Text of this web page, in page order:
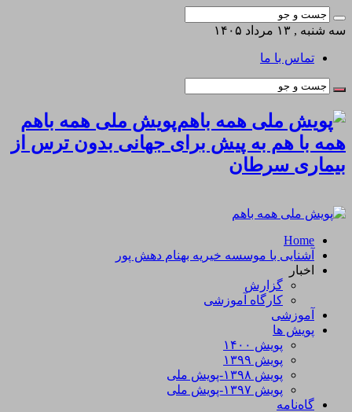
سه شنبه , ۱۳ مرداد ۱۴۰۵
تماس با ما
پویش ملی همه باهم
همه با هم به پیش برای جهانی بدون ترس از
بیماری سرطان
Home
آشنایی با موسسه خیریه بهنام دهش پور
اخبار
گزارش
کارگاه آموزشی
آموزشی
پویش ها
پویش ۱۴۰۰
پویش ۱۳۹۹
پویش ۱۳۹۸-پویش ملی
پویش ۱۳۹۷-پویش ملی
گاه‌نامه